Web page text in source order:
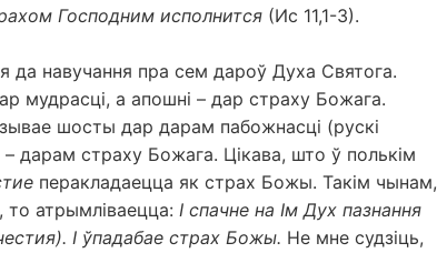
Господним исполнится (Ис 11,1-3).
да навучання пра сем дароў Духа Святога.
мудрасці, а апошні – дар страху Божага.
шосты дар дарам пабожнасці (рускі
дарам страху Божага. Цікава, што ў полькім
перакладаецца як страх Божы. Такім чынам,
то атрымліваецца: І спачне на Ім Дух пазнання
І ўпадабае страх Божы. Не мне судзіць,